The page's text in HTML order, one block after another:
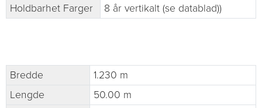
Holdbarhet Farger 8 år vertikalt (se datablad))
Bredde
1.230 m
Lengde
50.00 m